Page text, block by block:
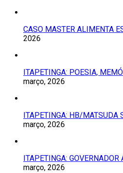
CASO MASTER ALIMENTA
2026
ITAPETINGA: POESIA,
março, 2026
ITAPETINGA: HB/MATSUDA
março, 2026
ITAPETINGA:
março, 2026